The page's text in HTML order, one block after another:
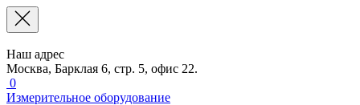
Наш адрес
Москва, Барклая 6, стр. 5, офис 22.
0
Измерительное оборудование